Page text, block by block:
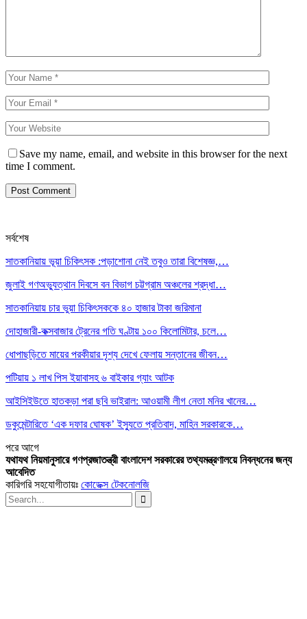
Save my name, email, and website in this browser for the next
time I comment.
সর্বশেষ
সাতকানিয়ায় ভূয়া চিকিৎসক :পড়াশোনা নেই তবুও তারা বিশেষজ্ঞ,…
জুলাই গণঅভ্যুত্থান দিবসে বন বিভাগ চট্টগ্রাম অঞ্চলের শ্রদ্ধা…
সাতকানিয়ায় চার ভুয়া চিকিৎসককে ৪০ হাজার টাকা জরিমানা
দোহাজারী-কক্সবাজার ট্রেনের গতি ঘণ্টায় ১০০ কিলোমিটার, চলে…
ধোপাছড়িতে মায়ের পরকীয়ার দৃশ্য দেখে ফেলায় সন্তানের জীবন…
পটিয়ায় ১ লাখ পিস ইয়াবাসহ ৬ বাইকার গ্যাং আটক
আইসিইউতে হাতকড়া পরা ছবি ভাইরাল: আওয়ামী লীগ নেতা মনির খানের…
ডকুমেন্টারিতে ‘এক দফার ঘোষক’ ইস্যুতে প্রতিবাদ, মাহিন সরকারকে…
পরেআগে
যথাযথ নিয়মানুসারে গণপ্রজাতন্ত্রী বাংলাদেশ সরকারের তথ্যমন্ত্রণালয়ে নিবন্ধনের জন্য
আবেদিত
কারিগরি সহযোগীতায়ঃ কোডেক্স টেকনোলজি